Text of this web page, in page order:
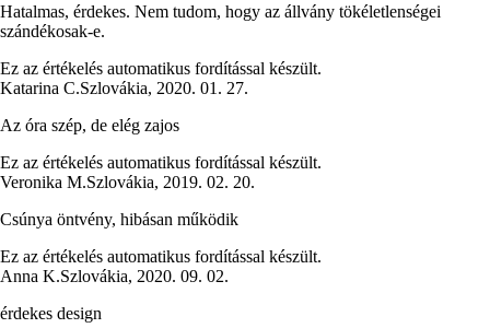
Hatalmas, érdekes. Nem tudom, hogy az állvány tökéletlenségei
szándékosak-e.
Ez az értékelés automatikus fordítással készült.
Katarina C.Szlovákia, 2020. 01. 27.
Az óra szép, de elég zajos
Ez az értékelés automatikus fordítással készült.
Veronika M.Szlovákia, 2019. 02. 20.
Csúnya öntvény, hibásan működik
Ez az értékelés automatikus fordítással készült.
Anna K.Szlovákia, 2020. 09. 02.
érdekes design